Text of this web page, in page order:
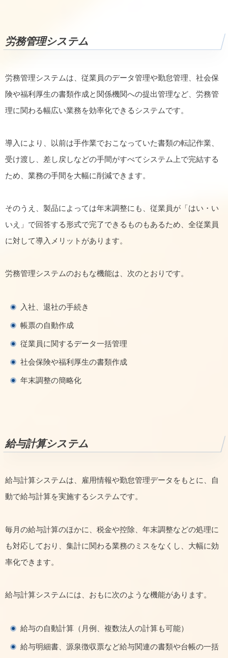
労務管理システム
労務管理システムは、従業員のデータ管理や勤怠管理、社会保
険や福利厚生の書類作成と関係機関への提出管理など、労務管
理に関わる幅広い業務を効率化できるシステムです。
導入により、以前は手作業でおこなっていた書類の転記作業、
受け渡し、差し戻しなどの手間がすべてシステム上で完結する
ため、業務の手間を大幅に削減できます。
そのうえ、製品によっては年末調整にも、従業員が「はい・い
いえ」で回答する形式で完了できるものもあるため、全従業員
に対して導入メリットがあります。
労務管理システムのおもな機能は、次のとおりです。
入社、退社の手続き
帳票の自動作成
従業員に関するデータ一括管理
社会保険や福利厚生の書類作成
年末調整の簡略化
給与計算システム
給与計算システムは、雇用情報や勤怠管理データをもとに、自
動で給与計算を実施するシステムです。
毎月の給与計算のほかに、税金や控除、年末調整などの処理に
も対応しており、集計に関わる業務のミスをなくし、大幅に効
率化できます。
給与計算システムには、おもに次のような機能があります。
給与の自動計算（月例、複数法人の計算も可能）
給与明細書、源泉徴収票など給与関連の書類や台帳の一括